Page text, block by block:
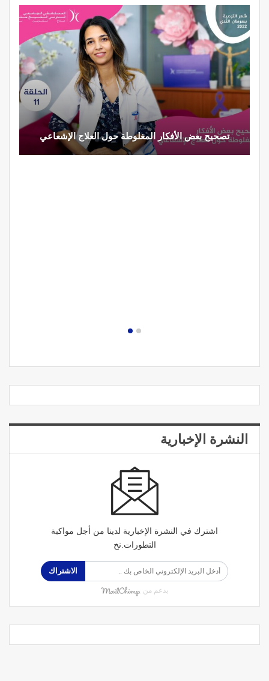
تصحيح بعض الأفكار المغلوطة حول العلاج الإشعاعي
النشرة الإخبارية
اشترك في النشرة الإخبارية لدينا من أجل مواكبة
التطورات.نخ
الاشتراك
بدعم من